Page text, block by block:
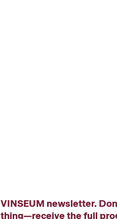
VINSEUM newsletter.
thing—receive the full